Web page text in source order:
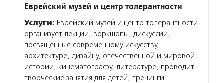
Еврейский музей и центр толерантности
Услуги: Еврейский музей и центр толерантности
организует лекции, воркшопы, дискуссии,
посвященные современному искусству,
архитектуре, дизайну, отечественной и мировой
истории, кинематографу, литературе, проводит
творческие занятия для детей, тренинги